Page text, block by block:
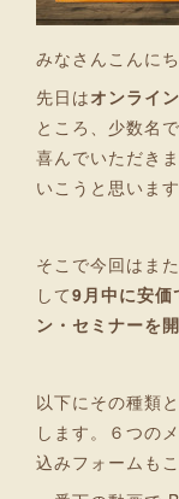
みなさんこんにち
先日はオンライ
ところ、少数名
喜んでいただき
いこうと思います
そこで今回はまた
して9月中に安価
ン・セミナーを
以下にその種類
します。６つの
込みフォームも